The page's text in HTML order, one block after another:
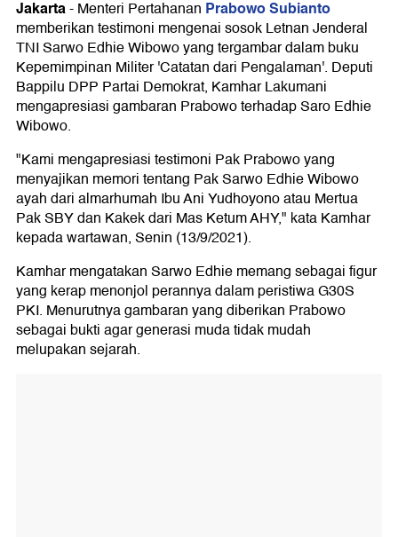
Jakarta-Menteri Pertahanan Prabowo Subianto
memberikan testimoni mengenai sosok Letnan Jenderal
TNI Sarwo Edhie Wibowo yang tergambar dalam buku
Kepemimpinan Militer 'Catatan dari Pengalaman'. Deputi
Bappilu DPP Partai Demokrat, Kamhar Lakumani
mengapresiasi gambaran Prabowo terhadap Saro Edhie
Wibowo.
"Kami mengapresiasi testimoni Pak Prabowo yang
menyajikan memori tentang Pak Sarwo Edhie Wibowo
ayah dari almarhumah Ibu Ani Yudhoyono atau Mertua
Pak SBY dan Kakek dari Mas Ketum AHY," kata Kamhar
kepada wartawan, Senin (13/9/2021).
Kamhar mengatakan Sarwo Edhie memang sebagai figur
yang kerap menonjol perannya dalam peristiwa G30S
PKI. Menurutnya gambaran yang diberikan Prabowo
sebagai bukti agar generasi muda tidak mudah
melupakan sejarah.